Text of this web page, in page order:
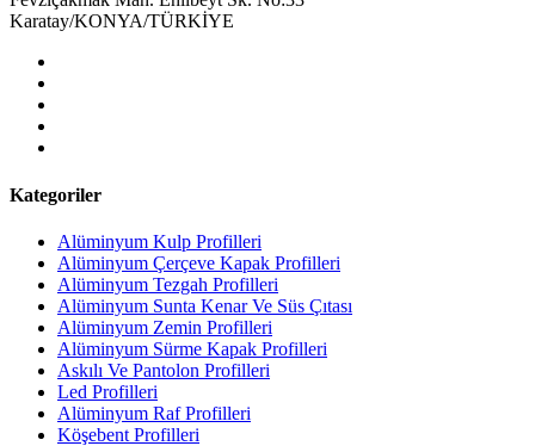
Karatay/KONYA/TÜRKİYE
Kategoriler
Alüminyum Kulp Profilleri
Alüminyum Çerçeve Kаpаk Profilleri
Alüminyum Tezgah Profilleri
Alüminyum Sunta Kenar Ve Süs Çıtası
Alüminyum Zemin Profilleri
Alüminyum Sürme Kapak Profilleri
Askılı Ve Pantolon Profilleri
Led Profilleri
Alüminyum Raf Profilleri
Köşebent Profilleri